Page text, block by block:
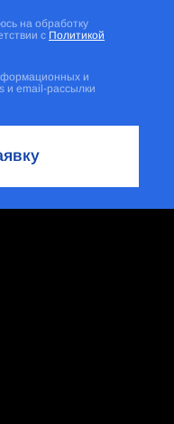
на обработку
с Политикой
и
и email-рассылки